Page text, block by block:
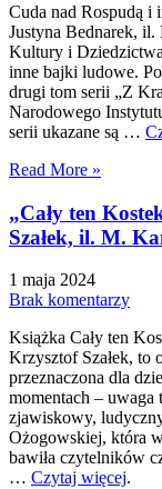
Cuda nad Rospudą i
Justyna Bednarek,
Kultury i
inne bajki ludowe.
drugi tom serii „Z
Narodowego
serii ukazane są …
Read More »
„Cały ten
Szałek, il. M.
1 maja 2024
Brak komentarzy
Książka Cały ten
Krzysztof Szałek, to
przeznaczona dla
momentach –
zjawiskowy,
Ożogowskiej, która
bawiła czytelników
… Czytaj więcej.